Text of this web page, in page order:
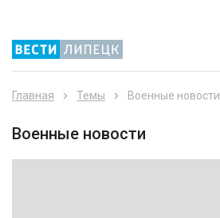
Главная Темы Военные новости
Военные новости